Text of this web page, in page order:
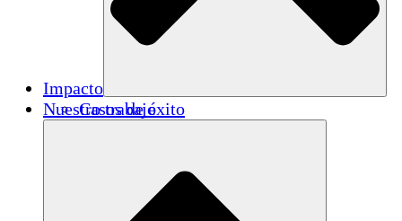
Impacto
Casos de éxito
Nuestro trabajo